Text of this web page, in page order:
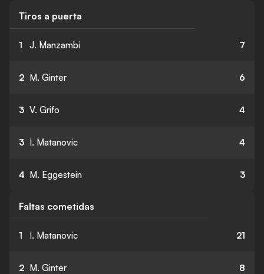
Tiros a puerta
1 J. Manzambi 7
2 M. Ginter 6
3 V. Grifo 4
3 I. Matanovic 4
4 M. Eggestein 3
Faltas cometidas
1 I. Matanovic 21
2 M. Ginter 8